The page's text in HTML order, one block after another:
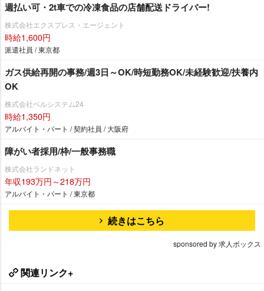
週払い可・2t車での冷凍食品の店舗配送ドライバー!
株式会社エクスプレス・エージェント
時給1,600円
派遣社員 / 東京都
ガス供給再開の事務/週3日～OK/時短勤務OK/未経験歓迎/扶養内
OK
株式会社ベルシステム24
時給1,350円
アルバイト・パート / 契約社員 / 大阪府
障がい者採用/枠/一般事務職
株式会社ランドネット
年収193万円～218万円
アルバイト・パート / 東京都
続きはこちら
sponsored by 求人ボックス
関連リンク+